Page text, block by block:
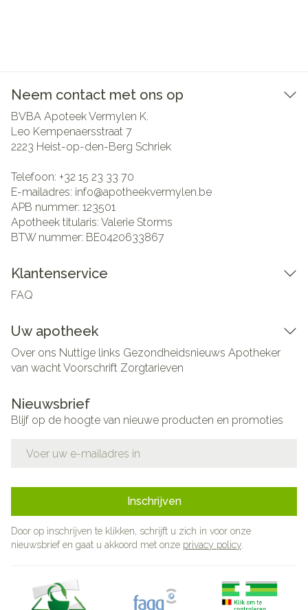
Neem contact met ons op
BVBA Apoteek Vermylen K.
Leo Kempenaersstraat 7
2223 Heist-op-den-Berg Schriek
Telefoon: +32 15 23 33 70
E-mailadres: info@apotheekvermylen.be
APB nummer: 123501
Apotheek titularis: Valerie Storms
BTW nummer: BE0420633867
Klantenservice
FAQ
Uw apotheek
Over ons Nuttige links Gezondheidsnieuws Apotheker
van wachtVoorschrift Zorgtarieven
Nieuwsbrief
Blijf op de hoogte van nieuwe producten en promoties
Inschrijven
Door op inschrijven te klikken, schrijft u zich in voor onze
nieuwsbrief en gaat u akkoord met onze privacy policy.